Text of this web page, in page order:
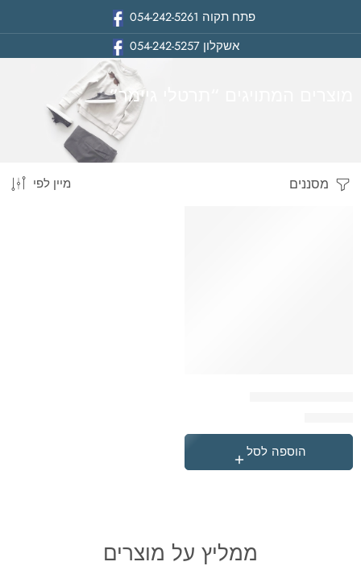
פתח תקוה 054-242-5261
אשקלון054-242-5257
מוצרים המתויגים “תרטלי גיימר”
ביתמסננים מיין לפי
הוספה לסל
ממליץ על מוצרים